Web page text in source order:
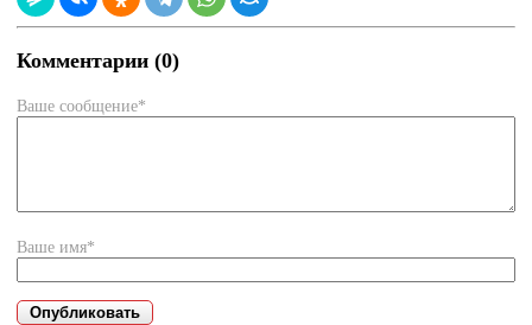
Комментарии (0)
Ваше сообщение*
Ваше имя*